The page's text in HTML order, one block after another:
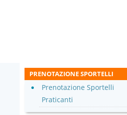
PRENOTAZIONE SPORTELLI
Prenotazione Sportelli
Praticanti